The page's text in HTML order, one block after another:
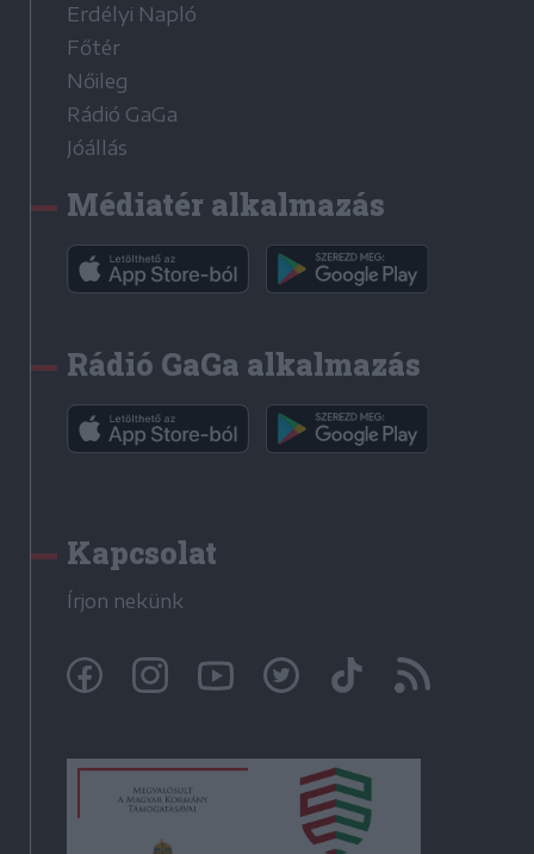
Erdélyi Napló
Főtér
Nőileg
Rádió GaGa
Jóállás
Médiatér alkalmazás
Rádió GaGa alkalmazás
Kapcsolat
Írjon nekünk